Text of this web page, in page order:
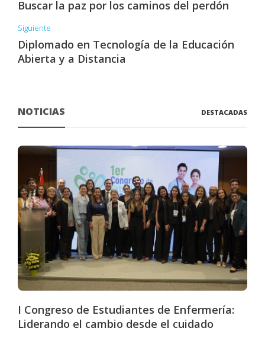
Buscar la paz por los caminos del perdón
Siguiente
Diplomado en Tecnología de la Educación
Abierta y a Distancia
NOTICIAS DESTACADAS
I Congreso de Estudiantes de Enfermería:
Liderando el cambio desde el cuidado